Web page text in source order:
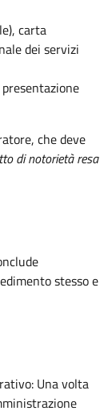
carta
dei servizi
che deve
di notorietà resa
stesso e
Una volta